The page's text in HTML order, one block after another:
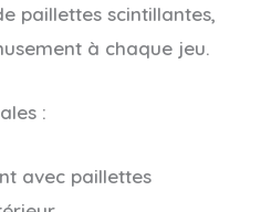
paillettes scintillantes,
à chaque jeu.
:
avec paillettes